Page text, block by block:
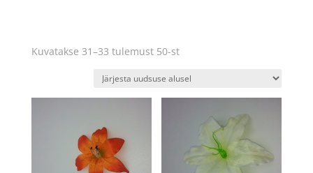
Kuvatakse 31–33 tulemust 50-stSorditud
järgi